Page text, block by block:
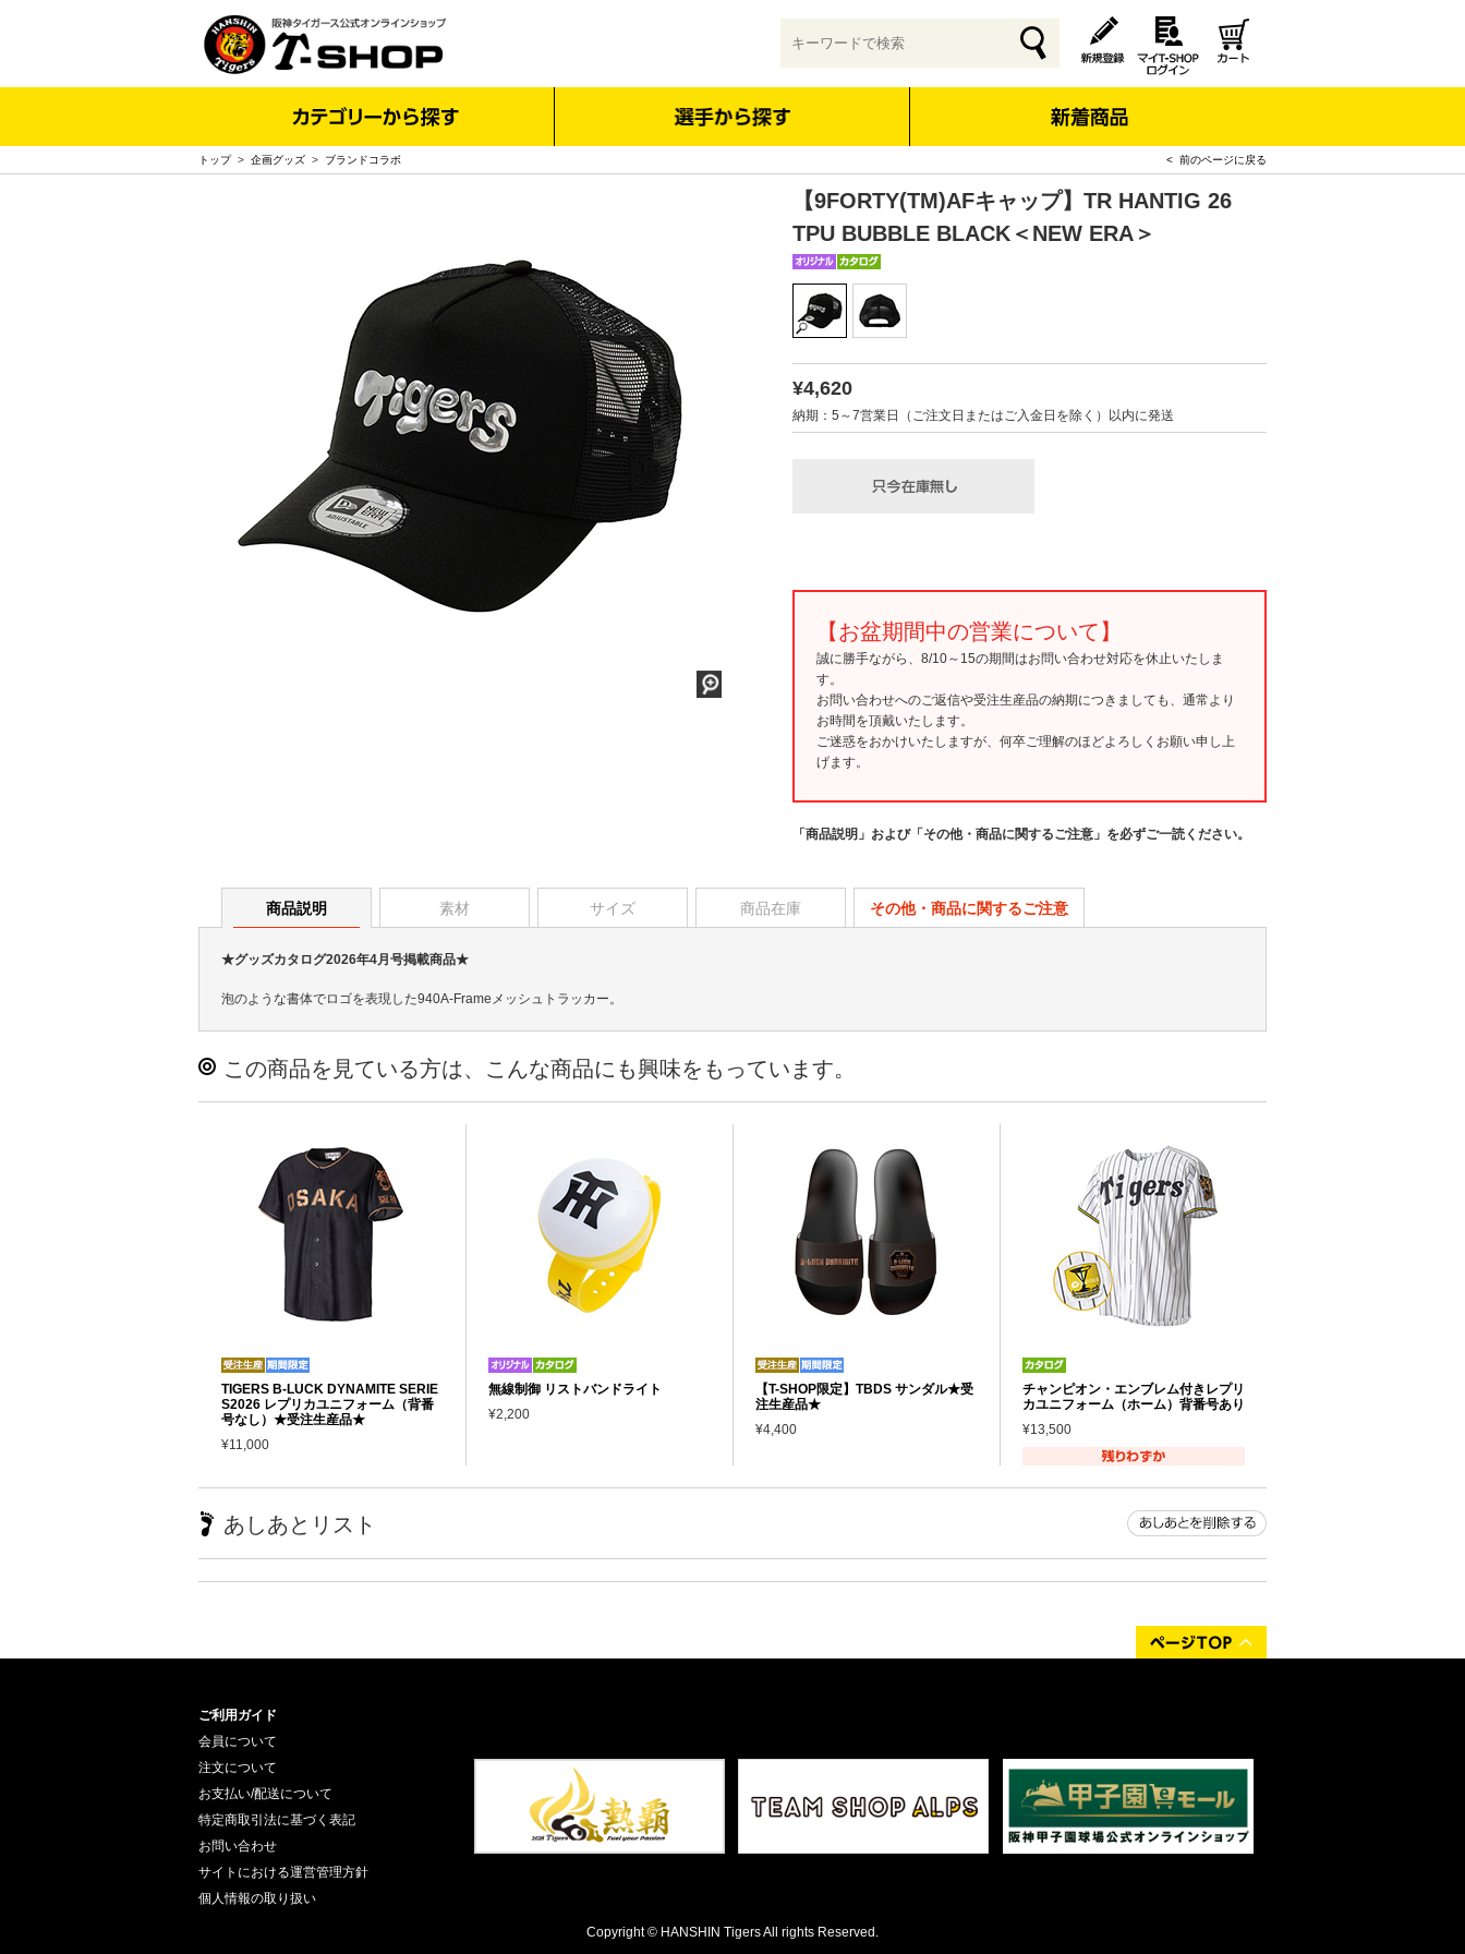
トップ> 企画グッズ > ブランドコラボ < 前のページに戻る
【9FORTY(TM)AFキャップ】TR HANTIG 26
TPU BUBBLE BLACK＜NEW ERA＞
¥4,620
納期：5～7営業日（ご注文日またはご入金日を除く）以内に発送
【お盆期間中の営業について】
誠に勝手ながら、8/10～15の期間はお問い合わせ対応を休止いたしま
す。
お問い合わせへのご返信や受注生産品の納期につきましても、通常より
お時間を頂戴いたします。
ご迷惑をおかけいたしますが、何卒ご理解のほどよろしくお願い申し上
げます。
「商品説明」および「その他・商品に関するご注意」を必ずご一読ください。
商品説明 素材 サイズ 商品在庫 その他・商品に関するご注意
★グッズカタログ2026年4月号掲載商品★
泡のような書体でロゴを表現した940A-Frameメッシュトラッカー。
この商品を見ている方は、こんな商品にも興味をもっています。
TIGERS B-LUCK DYNAMITE SERIE
S2026 レプリカユニフォーム（背番
号なし）★受注生産品★
¥11,000
無線制御 リストバンドライト
¥2,200
【T-SHOP限定】TBDS サンダル★受
注生産品★
¥4,400
チャンピオン・エンブレム付きレプリ
カユニフォーム（ホーム）背番号あり
¥13,500
あしあとリスト
ご利用ガイド
会員について
注文について
お支払い/配送について
特定商取引法に基づく表記
お問い合わせ
サイトにおける運営管理方針
個人情報の取り扱い
Copyright © HANSHIN Tigers All rights Reserved.